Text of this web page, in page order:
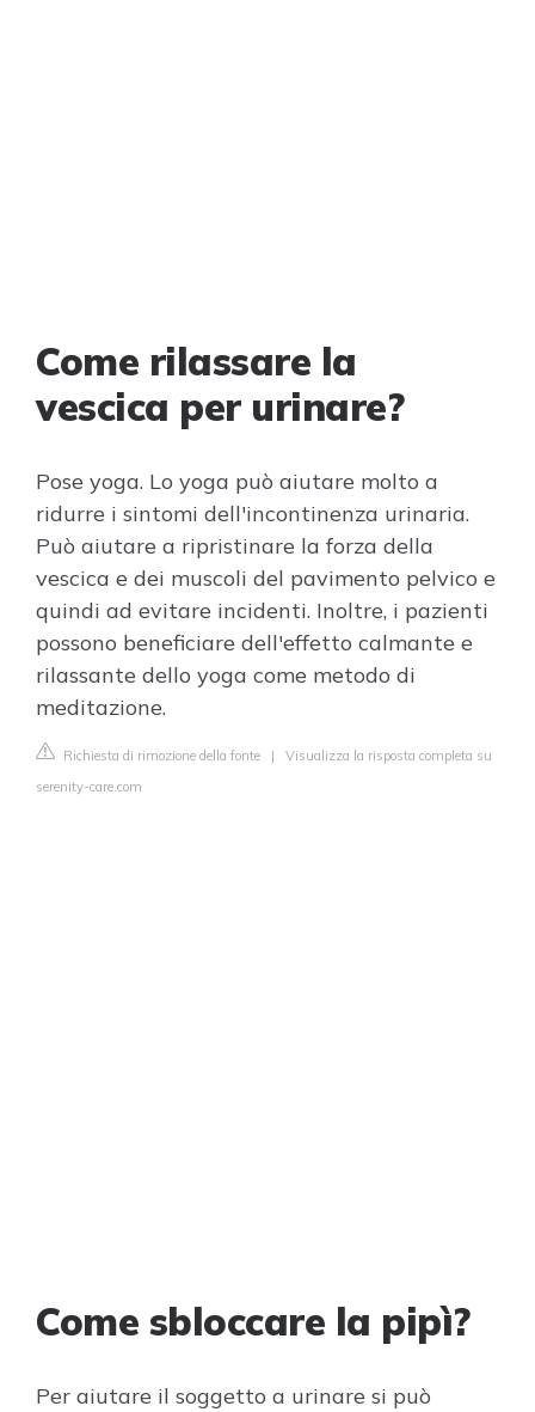
Come rilassare la
vescica per urinare?
Pose yoga. Lo yoga può aiutare molto a
ridurre i sintomi dell'incontinenza urinaria.
Può aiutare a ripristinare la forza della
vescica e dei muscoli del pavimento pelvico e
quindi ad evitare incidenti. Inoltre, i pazienti
possono beneficiare dell'effetto calmante e
rilassante dello yoga come metodo di
meditazione.
Richiesta di rimozione della fonte | Visualizza la risposta completa su
serenity-care.com
Come sbloccare la pipì?
Per aiutare il soggetto a urinare si può